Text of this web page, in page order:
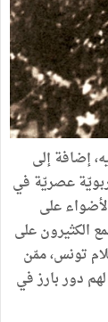
إضافةإلى
عصريّة في
على
الكثيرونعلى
تونس،ممّن
لهم دوربارزفي